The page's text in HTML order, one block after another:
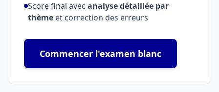
Score final avec analyse détaillée par
thème et correction des erreurs
Commencer l'examen blanc